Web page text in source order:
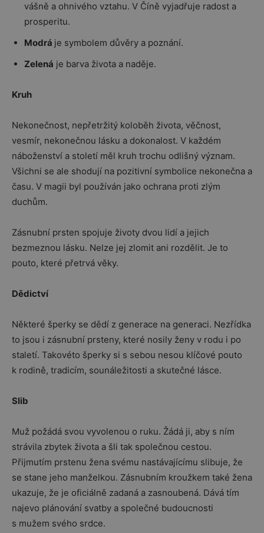
vášně a ohnivého vztahu. V Číně vyjadřuje radost a
prosperitu.
Modrá je symbolem důvěry a poznání.
Zelená je barva života a naděje.
Kruh
Nekonečnost, nepřetržitý koloběh života, věčnost,
vesmír, nekonečnou lásku a dokonalost. V každém
náboženství a století měl kruh trochu odlišný význam.
Všichni se ale shodují na pozitivní symbolice nekonečna a
času. V magii byl používán jako ochrana proti zlým
duchům.
Zásnubní prsten spojuje životy dvou lidí a jejich
bezmeznou lásku. Nelze jej zlomit ani rozdělit. Je to
pouto, které přetrvá věky.
Dědictví
Některé šperky se dědí z generace na generaci. Nezřídka
to jsou i zásnubní prsteny, které nosily ženy v rodu i po
staletí. Takovéto šperky si s sebou nesou klíčové pouto
k rodině, tradicím, sounáležitosti a skutečné lásce.
Slib
Muž požádá svou vyvolenou o ruku. Žádá ji, aby s ním
strávila zbytek života a šli tak společnou cestou.
Přijmutím prstenu žena svému nastávajícímu slibuje, že
se stane jeho manželkou. Zásnubním kroužkem také žena
ukazuje, že je oficiálně zadaná a zasnoubená. Dává tím
najevo plánování svatby a společné budoucnosti
s mužem svého srdce.